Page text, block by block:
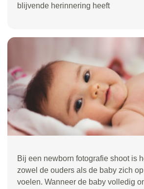
blijvende herinnering heeft
Bij een newborn fotografie shoot is
zowel de ouders als de baby zich
voelen. Wanneer de baby volledig